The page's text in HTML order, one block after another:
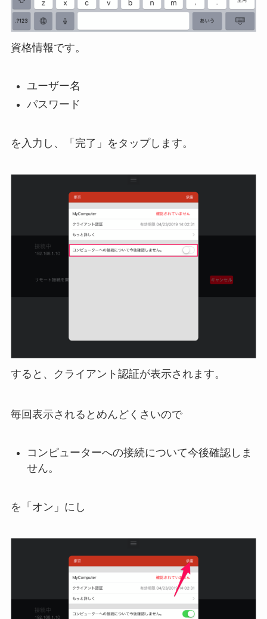
資格情報です。
ユーザー名
パスワード
を入力し、「完了」をタップします。
すると、クライアント認証が表示されます。
毎回表示されるとめんどくさいので
コンピューターへの接続について今後確認しま
せん。
を「オン」にし